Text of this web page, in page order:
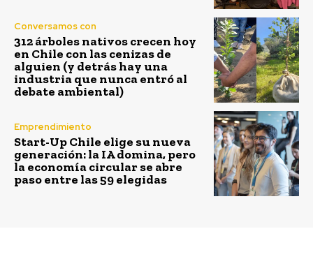
Conversamos con
312 árboles nativos crecen hoy
en Chile con las cenizas de
alguien (y detrás hay una
industria que nunca entró al
debate ambiental)
Emprendimiento
Start-Up Chile elige su nueva
generación: la IA domina, pero
la economía circular se abre
paso entre las 59 elegidas